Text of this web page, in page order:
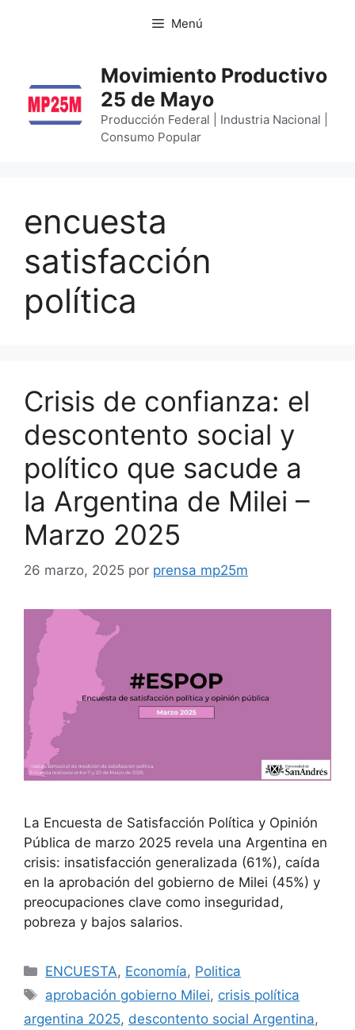
Menú
Movimiento Productivo
25 de Mayo
Producción Federal | Industria Nacional |
Consumo Popular
encuesta
satisfacción
política
Crisis de confianza: el
descontento social y
político que sacude a
la Argentina de Milei –
Marzo 2025
26 marzo, 2025 por prensa mp25m
La Encuesta de Satisfacción Política y Opinión
Pública de marzo 2025 revela una Argentina en
crisis: insatisfacción generalizada (61%), caída
en la aprobación del gobierno de Milei (45%) y
preocupaciones clave como inseguridad,
pobreza y bajos salarios.
ENCUESTA, Economía, Politica
aprobación gobierno Milei, crisis política
argentina 2025, descontento social Argentina,